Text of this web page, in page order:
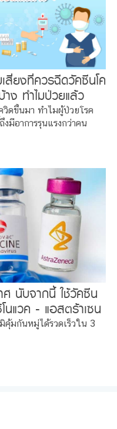
สี่ยงที่ควรฉีดวัคซีนโค
าง ทำไมป่วยแล้ว
รหนัก !
วิดขึ้นมา ทำไมผู้ป่วยโรค
งมีอาการรุนแรงกว่าคน
ศ นับจากนี้ ใช้วัคซีน
นแวค - แอสตร้าเซน
วหลักของประเทศ
มิคุ้มกันหมู่ได้รวดเร็วใน 3